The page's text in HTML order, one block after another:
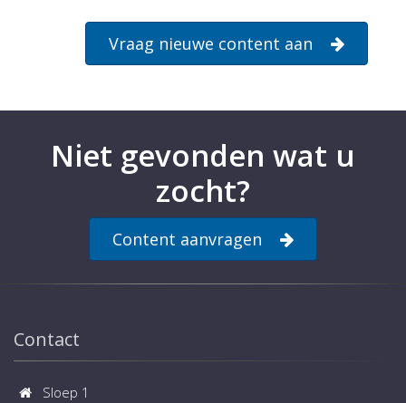
Vraag nieuwe content aan
Niet gevonden wat u
zocht?
Content aanvragen
Contact
Sloep 1